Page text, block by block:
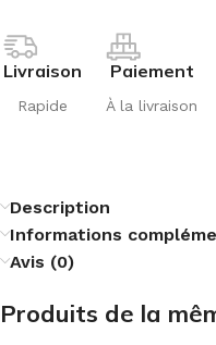
Livraison
Rapide
Paiement
À la livraison
Description
Informations
Avis (0)
Produits de la